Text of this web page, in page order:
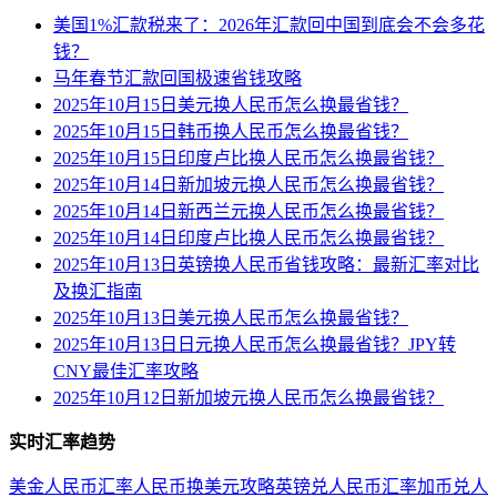
美国1%汇款税来了：2026年汇款回中国到底会不会多花
钱？
马年春节汇款回国极速省钱攻略
2025年10月15日美元换人民币怎么换最省钱？
2025年10月15日韩币换人民币怎么换最省钱？
2025年10月15日印度卢比换人民币怎么换最省钱？
2025年10月14日新加坡元换人民币怎么换最省钱？
2025年10月14日新西兰元换人民币怎么换最省钱？
2025年10月14日印度卢比换人民币怎么换最省钱？
2025年10月13日英镑换人民币省钱攻略：最新汇率对比
及换汇指南
2025年10月13日美元换人民币怎么换最省钱？
2025年10月13日日元换人民币怎么换最省钱？JPY转
CNY最佳汇率攻略
2025年10月12日新加坡元换人民币怎么换最省钱？
实时汇率趋势
美金人民币汇率人民币换美元攻略英镑兑人民币汇率加币兑人